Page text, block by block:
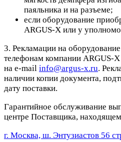
паяльника и на разъеме;
если оборудование
ARGUS-X или у
3. Рекламации на
телефонам компании ARGUS-X
на e-mail info@argus-x.ru.
наличии копии документа,
дату поставки.
Гарантийное обслуживание
центре Поставщика,
г. Москва, ш. Энтузиастов 56